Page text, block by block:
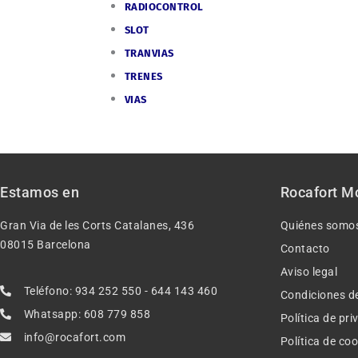
RADIOCONTROL
SLOT
TRANVIAS
TRENES
VIAS
Estamos en
Gran Via de les Corts Catalanes, 436
08015 Barcelona
Teléfono: 934 252 550 - 644 143 460
Whatsapp: 608 779 858
info@rocafort.com
Rocafort
Quiénes
Contacto
Aviso legal
Condiciones
Política de
Política de